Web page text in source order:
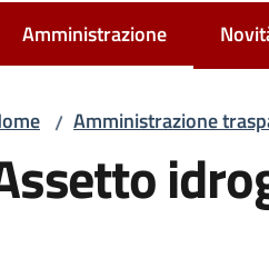
Amministrazione
Menu selezionato
/ Amministrazione